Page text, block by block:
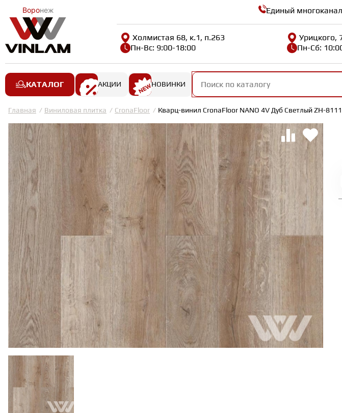
Воронеж Единый
Холмистая 68, к.1, п.263
Пн-Вс: 9:00-18:00
Урицкого,
Пн-Сб:
КАТАЛОГ АКЦИИ НОВИНКИ
Главная Виниловая плитка CronaFloor Кварц-винил CronaFloor NANO 4V Дуб Светлый ZH-